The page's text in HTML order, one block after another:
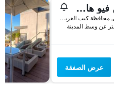
اوشن فيو هاوس
كابي تاون, محافظة كيب الغربية, جنوب أفريقيا
عرض الصفقة